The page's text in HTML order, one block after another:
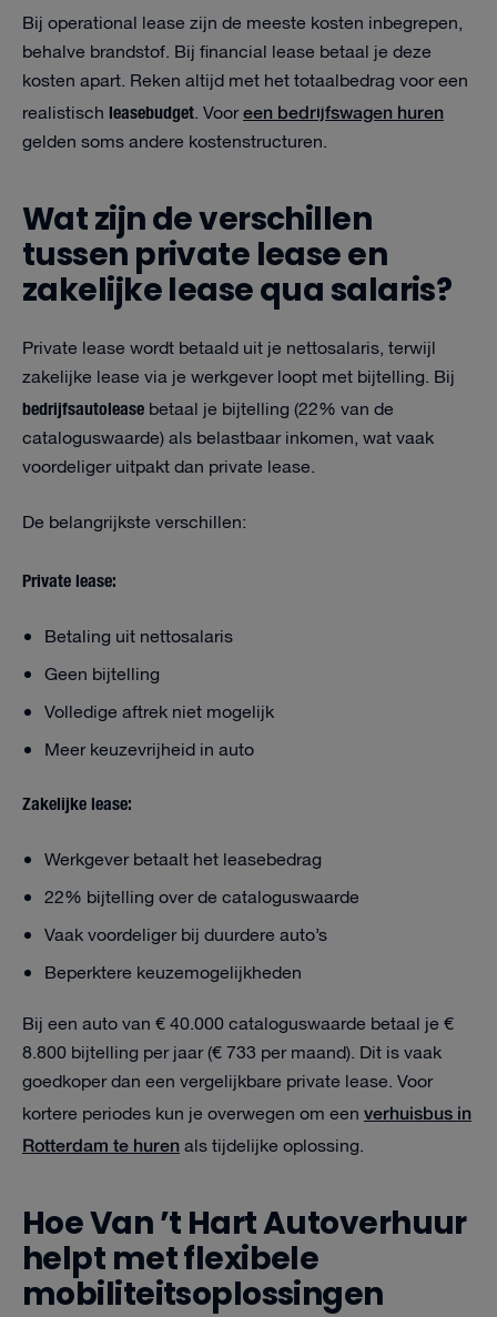
Bij operational lease zijn de meeste kosten inbegrepen,
behalve brandstof. Bij financial lease betaal je deze
kosten apart. Reken altijd met het totaalbedrag voor een
realistisch leasebudget. Vooreen bedrijfswagen huren
gelden soms andere kostenstructuren.
Wat zijn de verschillen
tussen private lease en
zakelijke lease qua salaris?
Private lease wordt betaald uit je nettosalaris, terwijl
zakelijke lease via je werkgever loopt met bijtelling. Bij
bedrijfsautolease betaal je bijtelling (22% van de
cataloguswaarde) als belastbaar inkomen, wat vaak
voordeliger uitpakt dan private lease.
De belangrijkste verschillen:
Private lease:
Betaling uit nettosalaris
Geen bijtelling
Volledige aftrek niet mogelijk
Meer keuzevrijheid in auto
Zakelijke lease:
Werkgever betaalt het leasebedrag
22% bijtelling over de cataloguswaarde
Vaak voordeliger bij duurdere auto’s
Beperktere keuzemogelijkheden
Bij een auto van € 40.000 cataloguswaarde betaal je €
8.800 bijtelling per jaar (€ 733 per maand). Dit is vaak
goedkoper dan een vergelijkbare private lease. Voor
kortere periodes kun je overwegen om een verhuisbus in
Rotterdam te hurenals tijdelijke oplossing.
Hoe Van ’t Hart Autoverhuur
helpt met flexibele
mobiliteitsoplossingen